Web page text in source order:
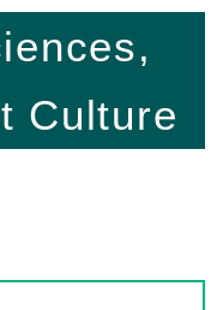
Culture